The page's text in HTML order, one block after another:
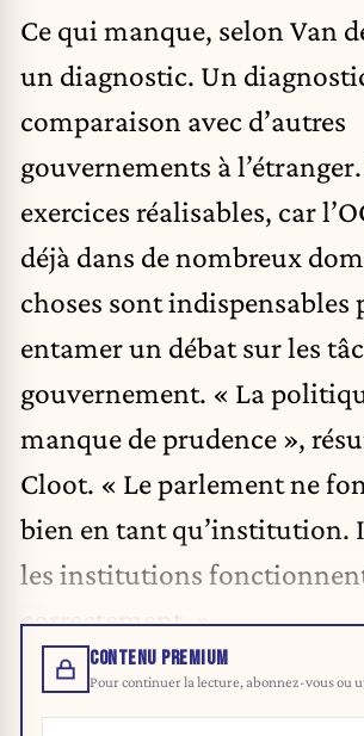
Ce qui manque, selon Van
un diagnostic. Un
comparaison avec d’autres
gouvernements à
exercices réalisables, car
déjà dans de nombreux
choses sont indispensables
entamer un débat sur les
gouvernement. « La
manque de prudence »,
Cloot. « Le parlement ne
bien en tant qu’institution.
les institutions
correctement. »
CONTENU PREMIUM
Pour continuer la lecture, abonnez-vous ou